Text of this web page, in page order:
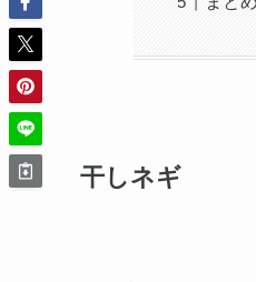
干しネギ